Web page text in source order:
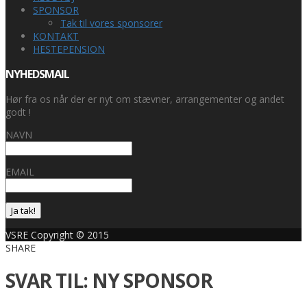
SPONSOR
Tak til vores sponsorer
KONTAKT
HESTEPENSION
NYHEDSMAIL
Hør fra os når der er nyt om stævner, arrangementer og andet
godt !
NAVN
EMAIL
Ja tak!
VSRE Copyright © 2015
SHARE
SVAR TIL: NY SPONSOR